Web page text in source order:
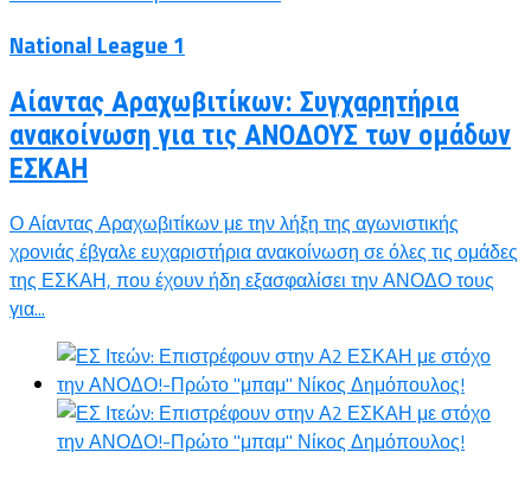
National League 1
Αίαντας Αραχωβιτίκων: Συγχαρητήρια
ανακοίνωση για τις ΑΝΟΔΟΥΣ των ομάδων
ΕΣΚΑΗ
Ο Αίαντας Αραχωβιτίκων με την λήξη της αγωνιστικής
χρονιάς έβγαλε ευχαριστήρια ανακοίνωση σε όλες τις ομάδες
της ΕΣΚΑΗ, που έχουν ήδη εξασφαλίσει την ΑΝΟΔΟ τους
για...